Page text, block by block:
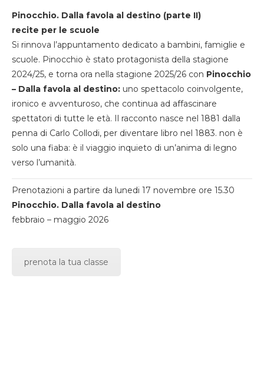
Pinocchio. Dalla favola al destino (parte II)
recite per le scuole
Si rinnova l’appuntamento dedicato a bambini, famiglie e
scuole. Pinocchio è stato protagonista della stagione
2024/25, e torna ora nella stagione 2025/26 con Pinocchio
– Dalla favola al destino: uno spettacolo coinvolgente,
ironico e avventuroso, che continua ad affascinare
spettatori di tutte le età. Il racconto nasce nel 1881 dalla
penna di Carlo Collodi, per diventare libro nel 1883. non è
solo una fiaba: è il viaggio inquieto di un’anima di legno
verso l’umanità.
Prenotazioni a partire da lunedi 17 novembre ore 15.30
Pinocchio. Dalla favola al destino
febbraio – maggio 2026
prenota la tua classe